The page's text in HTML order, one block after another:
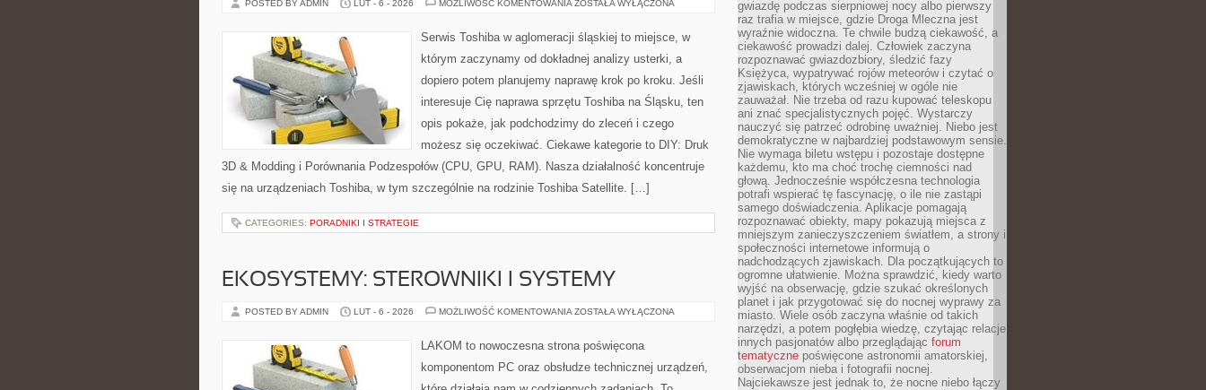
POSTED BY ADMIN LUT - 6 - 2026 MOŻLIWOŚĆ KOMENTOWANIA AKCESORIA
ZOSTAŁA WYŁĄCZONA
Serwis Toshiba w aglomeracji śląskiej to miejsce, w
którym zaczynamy od dokładnej analizy usterki, a
dopiero potem planujemy naprawę krok po kroku. Jeśli
interesuje Cię naprawa sprzętu Toshiba na Śląsku, ten
opis pokaże, jak podchodzimy do zleceń i czego
możesz się oczekiwać. Ciekawe kategorie to DIY: Druk
3D & Modding i Porównania Podzespołów (CPU, GPU, RAM). Nasza działalność koncentruje
się na urządzeniach Toshiba, w tym szczególnie na rodzinie Toshiba Satellite. […]
CATEGORIES: PORADNIKI I STRATEGIE
EKOSYSTEMY: STEROWNIKI I SYSTEMY
POSTED BY ADMIN LUT - 6 - 2026 MOŻLIWOŚĆ KOMENTOWANIA EKOSYSTEMY:
SYSTEMY
ZOSTAŁA WYŁĄCZONA
LAKOM to nowoczesna strona poświęcona
komponentom PC oraz obsłudze technicznej urządzeń,
gwiazdę podczas sierpniowej nocy albo pierwszy
raz trafia w miejsce, gdzie Droga Mleczna jest
wyraźnie widoczna. Te chwile budzą ciekawość, a
ciekawość prowadzi dalej. Człowiek zaczyna
rozpoznawać gwiazdozbiory, śledzić fazy
Księżyca, wypatrywać rojów meteorów i czytać o
zjawiskach, których wcześniej w ogóle nie
zauważał. Nie trzeba od razu kupować teleskopu
ani znać specjalistycznych pojęć. Wystarczy
nauczyć się patrzeć odrobinę uważniej. Niebo jest
demokratyczne w najbardziej podstawowym sensie.
Nie wymaga biletu wstępu i pozostaje dostępne
każdemu, kto ma choć trochę ciemności nad
głową. Jednocześnie współczesna technologia
potrafi wspierać tę fascynację, o ile nie zastąpi
samego doświadczenia. Aplikacje pomagają
rozpoznawać obiekty, mapy pokazują miejsca z
mniejszym zanieczyszczeniem światłem, a strony i
społeczności internetowe informują o
nadchodzących zjawiskach. Dla początkujących to
ogromne ułatwienie. Można sprawdzić, kiedy warto
wyjść na obserwację, gdzie szukać określonych
planet i jak przygotować się do nocnej wyprawy za
miasto. Wiele osób zaczyna właśnie od takich
narzędzi, a potem pogłębia wiedzę, czytając relacje
innych pasjonatów albo przeglądając forum
tematyczne poświęcone astronomii amatorskiej,
obserwacjom nieba i fotografii nocnej.
Najciekawsze jest jednak to, że nocne niebo łączy